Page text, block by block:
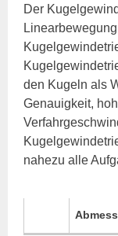
Der
den Kugeln als
Genauigkeit,
nahezu alle